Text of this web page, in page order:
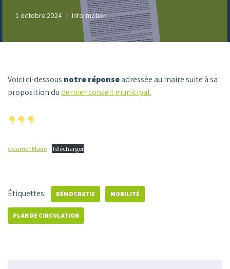
1 octobre 2024 Information
Voici ci-dessous notre réponseadressée au maire suite à sa
proposition dudernier conseil municipal.
Courrier Maire Télécharger
Étiquettes: DÉMOCRATIE MOBILITÉ
PLAN DE CIRCULATION